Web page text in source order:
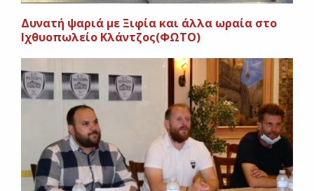
Δυνατή ψαριά με Ξιφία και άλλα ωραία στο
Ιχθυοπωλείο Κλάντζος(ΦΩΤΟ)